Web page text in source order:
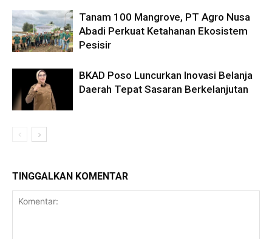
Tanam 100 Mangrove, PT Agro Nusa
Abadi Perkuat Ketahanan Ekosistem
Pesisir
BKAD Poso Luncurkan Inovasi Belanja
Daerah Tepat Sasaran Berkelanjutan
TINGGALKAN KOMENTAR